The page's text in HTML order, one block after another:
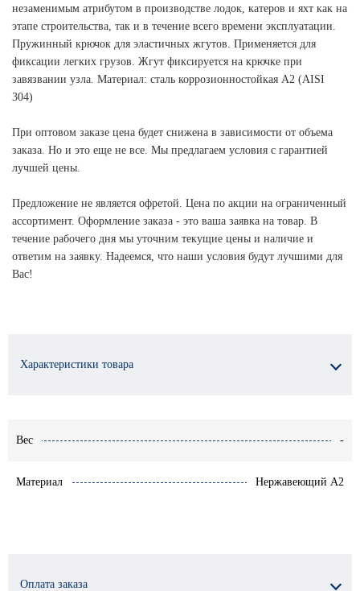
незаменимым атрибутом в производстве лодок, катеров и яхт как на
этапе строительства, так и в течение всего времени эксплуатации.
Пружинный крючок для эластичных жгутов. Применяется для
фиксации легких грузов. Жгут фиксируется на крючке при
завязвании узла. Материал: сталь коррозионностойкая А2 (AISI
304)
При оптовом заказе цена будет снижена в зависимости от объема
заказа. Но и это еще не все. Мы предлагаем условия с гарантией
лучшей цены.
Предложение не является офретой. Цена по акции на ограниченный
ассортимент. Оформление заказа - это ваша заявка на товар. В
течение рабочего дня мы уточним текущие цены и наличие и
ответим на заявку. Надеемся, что наши условия будут лучшими для
Вас!
Характеристики товара
Вес -
Материал Нержавеющий A2
Оплата заказа